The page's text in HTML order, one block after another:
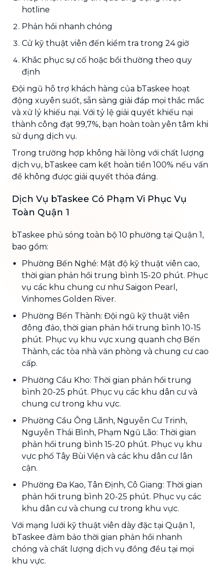
hotline
Phản hồi nhanh chóng
Cử kỹ thuật viên đến kiểm tra trong 24 giờ
Khắc phục sự cố hoặc bồi thường theo quy
định
Đội ngũ hỗ trợ khách hàng của bTaskee hoạt
động xuyên suốt, sẵn sàng giải đáp mọi thắc mắc
và xử lý khiếu nại. Với tỷ lệ giải quyết khiếu nại
thành công đạt 99,7%, bạn hoàn toàn yên tâm khi
sử dụng dịch vụ.
Trong trường hợp không hài lòng với chất lượng
dịch vụ, bTaskee cam kết hoàn tiền 100% nếu vấn
đề không được giải quyết thỏa đáng.
Dịch Vụ bTaskee Có Phạm Vi Phục Vụ
Toàn Quận 1
bTaskee phủ sóng toàn bộ 10 phường tại Quận 1,
bao gồm:
Phường Bến Nghé: Mật độ kỹ thuật viên cao,
thời gian phản hồi trung bình 15-20 phút. Phục
vụ các khu chung cư như Saigon Pearl,
Vinhomes Golden River.
Phường Bến Thành: Đội ngũ kỹ thuật viên
đông đảo, thời gian phản hồi trung bình 10-15
phút. Phục vụ khu vực xung quanh chợ Bến
Thành, các tòa nhà văn phòng và chung cư cao
cấp.
Phường Cầu Kho: Thời gian phản hồi trung
bình 20-25 phút. Phục vụ các khu dân cư và
chung cư trong khu vực.
Phường Cầu Ông Lãnh, Nguyễn Cư Trinh,
Nguyễn Thái Bình, Phạm Ngũ Lão: Thời gian
phản hồi trung bình 15-20 phút. Phục vụ khu
vực phố Tây Bùi Viện và các khu dân cư lân
cận.
Phường Đa Kao, Tân Định, Cô Giang: Thời gian
phản hồi trung bình 20-25 phút. Phục vụ các
khu dân cư và chung cư trong khu vực.
Với mạng lưới kỹ thuật viên dày đặc tại Quận 1,
bTaskee đảm bảo thời gian phản hồi nhanh
chóng và chất lượng dịch vụ đồng đều tại mọi
khu vực.